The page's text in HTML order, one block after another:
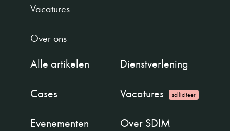
Vacatures
Over ons
Alle artikelen
Dienstverlening
Cases
Vacatures solliciteer
Evenementen
Over SDIM